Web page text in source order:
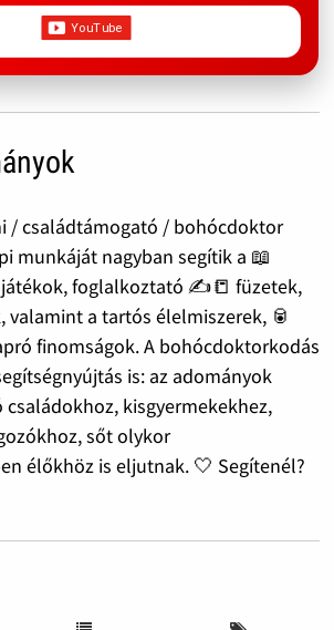
/ családtámogató / bohócdoktor
munkáját nagyban segítik a 📖
játékok, foglalkoztató ✍️📒 füzetek,
valamint a tartós élelmiszerek, 🥫
finomságok. A bohócdoktorkodás
is: az adományok
családokhoz, kisgyermekekhez,
sőt olykor
élőkhöz is eljutnak. 🤍 Segítenél?